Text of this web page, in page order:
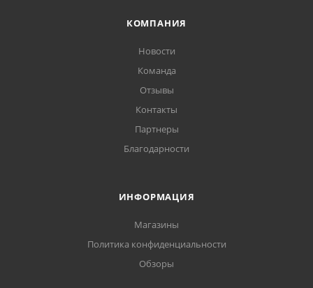
КОМПАНИЯ
Новости
Команда
Отзывы
Контакты
Партнеры
Благодарности
ИНФОРМАЦИЯ
Магазины
Политика конфиденциальности
Обзоры